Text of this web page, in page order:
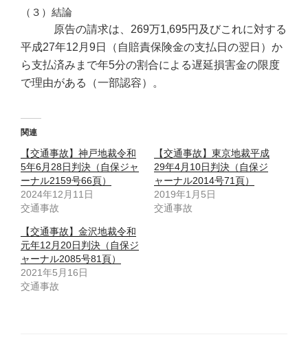
（３）結論
原告の請求は、269万1,695円及びこれに対する
平成27年12月9日（自賠責保険金の支払日の翌日）か
ら支払済みまで年5分の割合による遅延損害金の限度
で理由がある（一部認容）。
関連
【交通事故】神戸地裁令和
5年6月28日判決（自保ジャ
ーナル2159号66頁）
2024年12月11日
交通事故
【交通事故】東京地裁平成
29年4月10日判決（自保ジ
ャーナル2014号71頁）
2019年1月5日
交通事故
【交通事故】金沢地裁令和
元年12月20日判決（自保ジ
ャーナル2085号81頁）
2021年5月16日
交通事故